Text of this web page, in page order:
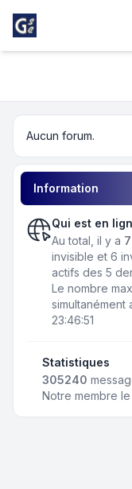
Girondins
Aucun forum.
Information
Qui est en
Au total, il y a 7
invisible et 6
actifs des 5
Le nombre
simultanément
23:46:51
Statistiques
305240
Notre membre